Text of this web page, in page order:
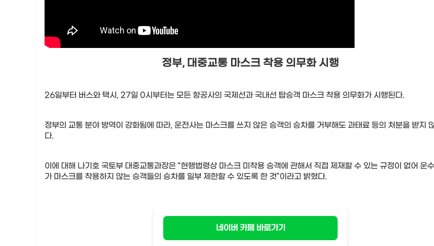
정부, 대중교통 마스크 착용 의무화 시행
26일부터 버스와 택시 , 27일 0시부터는 모든 항공사의 국제선과 국내선 탑승객 마스크 착용 의무화가 시행된다.
정부의 교통 분야 방역이 강화됨에 따라, 운전사는 마스크를 쓰지 않은 승객의 승차를 거부해도 과태료 등의 처분을 받지
다.
이에 대해 나기호 국토부 대중교통과장은 “현행법령상 마스크 미착용 승객에 관해서 직접 제재할 수 있는 규정이 없어 운
가 마스크를 착용하지 않는 승객들의 승차를 일부 제한할 수 있도록 한 것”이라고 밝혔다.
네이버 카페 바로가기